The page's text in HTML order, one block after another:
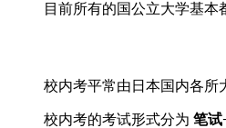
目前所有的国公立大学基本
校内考平常由日本国内各所
校内考的考试形式分为 笔试